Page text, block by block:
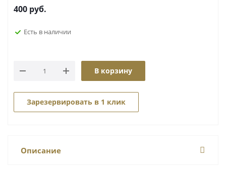
400 руб.
Есть в наличии
В корзину
Зарезервировать в 1 клик
Описание